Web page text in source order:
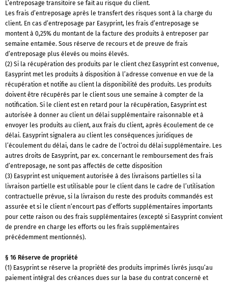
L’entreposage transitoire se fait au risque du client.
Les frais d’entreposage après le transfert des risques sont à la charge du
client. En cas d’entreposage par Easyprint, les frais d’entreposage se
montent à 0,25% du montant de la facture des produits à entreposer par
semaine entamée. Sous réserve de recours et de preuve de frais
d’entreposage plus élevés ou moins élevés.
(2) Si la récupération des produits par le client chez Easyprint est convenue,
Easyprint met les produits à disposition à l’adresse convenue en vue de la
récupération et notifie au client la disponibilité des produits. Les produits
doivent être récupérés par le client sous une semaine à compter de la
notification. Si le client est en retard pour la récupération, Easyprint est
autorisée à donner au client un délai supplémentaire raisonnable et à
envoyer les produits au client, aux frais du client, après écoulement de ce
délai. Easyprint signalera au client les conséquences juridiques de
l’écoulement du délai, dans le cadre de l’octroi du délai supplémentaire. Les
autres droits de Easyprint, par ex. concernant le remboursement des frais
d’entreposage, ne sont pas affectés de cette disposition
(3) Easyprint est uniquement autorisée à des livraisons partielles si la
livraison partielle est utilisable pour le client dans le cadre de l’utilisation
contractuelle prévue, si la livraison du reste des produits commandés est
assurée et si le client n’encourt pas d’efforts supplémentaires importants
pour cette raison ou des frais supplémentaires (excepté si Easyprint convient
de prendre en charge les efforts ou les frais supplémentaires
précédemment mentionnés).
§ 16 Réserve de propriété
(1) Easyprint se réserve la propriété des produits imprimés livrés jusqu’au
paiement intégral des créances dues sur la base du contrat concerné et